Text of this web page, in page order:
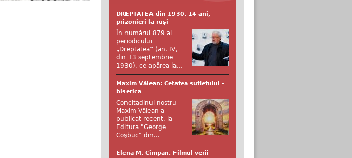
DREPTATEA din 1930. 14 ani,
prizonieri la ruși
În numărul 879 al
periodicului
„Dreptatea” (an. IV,
din 13 septembrie
1930), ce apărea la...
Maxim Vălean: Cetatea sufletului -
biserica
Concitadinul nostru
Maxim Vălean a
publicat recent, la
Editura "George
Coşbuc" din...
Elena M. Cîmpan. Filmul verii